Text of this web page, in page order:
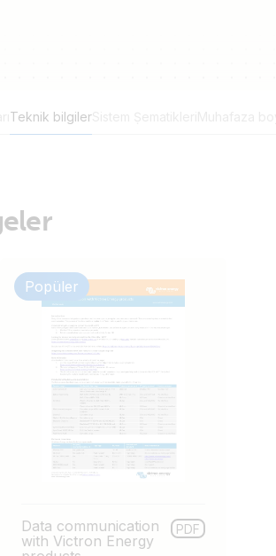
Teknik bilgiler
Popüler
Data communication
with Victron Energy
PDF